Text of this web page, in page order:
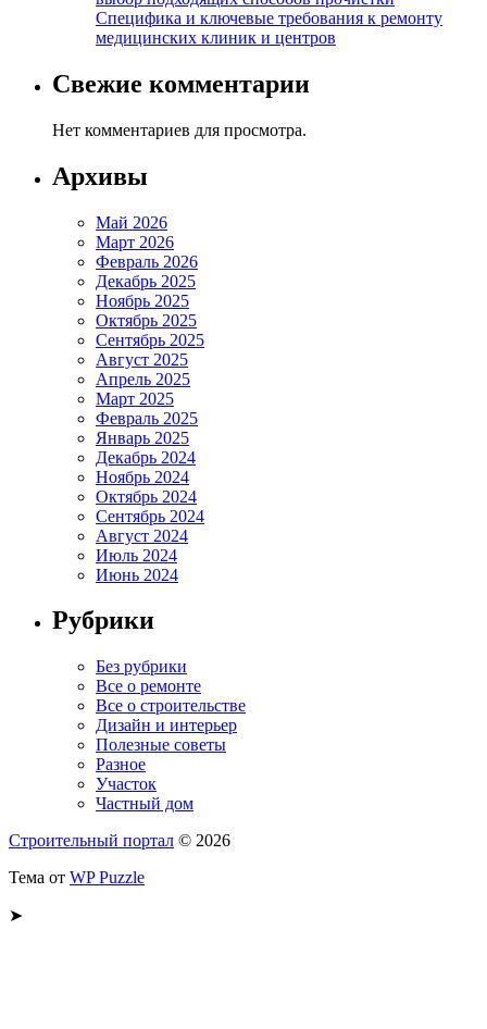
Специфика и ключевые требования к ремонту
медицинских клиник и центров
Свежие комментарии
Нет комментариев для просмотра.
Архивы
Май 2026
Март 2026
Февраль 2026
Декабрь 2025
Ноябрь 2025
Октябрь 2025
Сентябрь 2025
Август 2025
Апрель 2025
Март 2025
Февраль 2025
Январь 2025
Декабрь 2024
Ноябрь 2024
Октябрь 2024
Сентябрь 2024
Август 2024
Июль 2024
Июнь 2024
Рубрики
Без рубрики
Все о ремонте
Все о строительстве
Дизайн и интерьер
Полезные советы
Разное
Участок
Частный дом
Строительный портал © 2026
Тема от WP Puzzle
➤